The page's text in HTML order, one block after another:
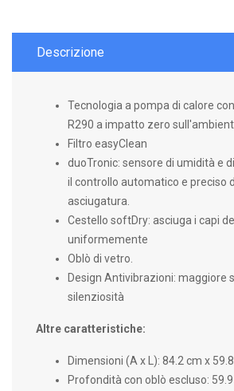
Descrizione
Tecnologia a pompa di calore
R290 a impatto zero
Filtro easyClean
duoTronic: sensore di umidità e
il controllo automatico e preciso
asciugatura.
Cestello softDry: asciuga i capi
uniformemente
Oblò di vetro.
Design Antivibrazioni: maggiore
silenziosità
Altre caratteristiche:
Dimensioni (A x L): 84.2 cm x
Profondità con oblò escluso: